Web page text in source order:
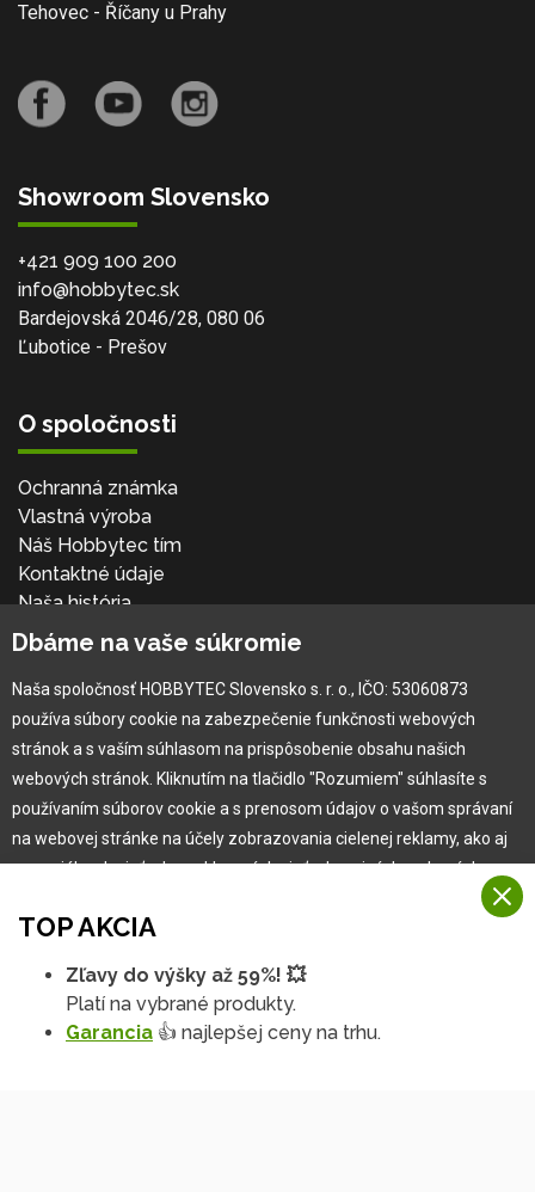
Tehovec - Říčany u Prahy
Showroom Slovensko
+421 909 100 200
info@hobbytec.sk
Bardejovská 2046/28, 080 06
Ľubotice - Prešov
O spoločnosti
Ochranná známka
Vlastná výroba
Náš Hobbytec tím
Kontaktné údaje
Naša história
Kariéra
Pre zákazníka
Garancia najlepšej ceny
Užívateľský manuál
Obchodné podmienky
Zákazník & partner
Novinky
TOP AKCIA
Zľavy do výšky až 59%! 💥
Platí na vybrané produkty.
Garancia 👍 najlepšej ceny na trhu.
Dbáme na vaše súkromie
Naša spoločnosť HOBBYTEC Slovensko s. r. o., IČO: 53060873
používa súbory cookie na zabezpečenie funkčnosti webových
stránok a s vaším súhlasom na prispôsobenie obsahu našich
webových stránok. Kliknutím na tlačidlo "Rozumiem" súhlasíte s
používaním súborov cookie a s prenosom údajov o vašom správaní
na webovej stránke na účely zobrazovania cielenej reklamy, ako aj
na sociálnych sieťach a reklamných sieťach na iných webových
Viac informácií
Na našich webových stránkach používame niekoľko kategórií
Rozumiem